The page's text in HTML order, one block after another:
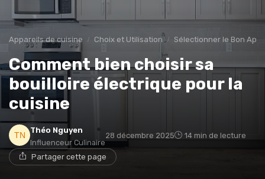
Appareils de cuisine Choix et Utilisation Sélectionner le Bon
Comment bien choisir sa
bouilloire électrique pour la
cuisine
Théo Nguyen
Influenceur Culinaire
28 décembre 2025 14 min de lecture
Partager cette page